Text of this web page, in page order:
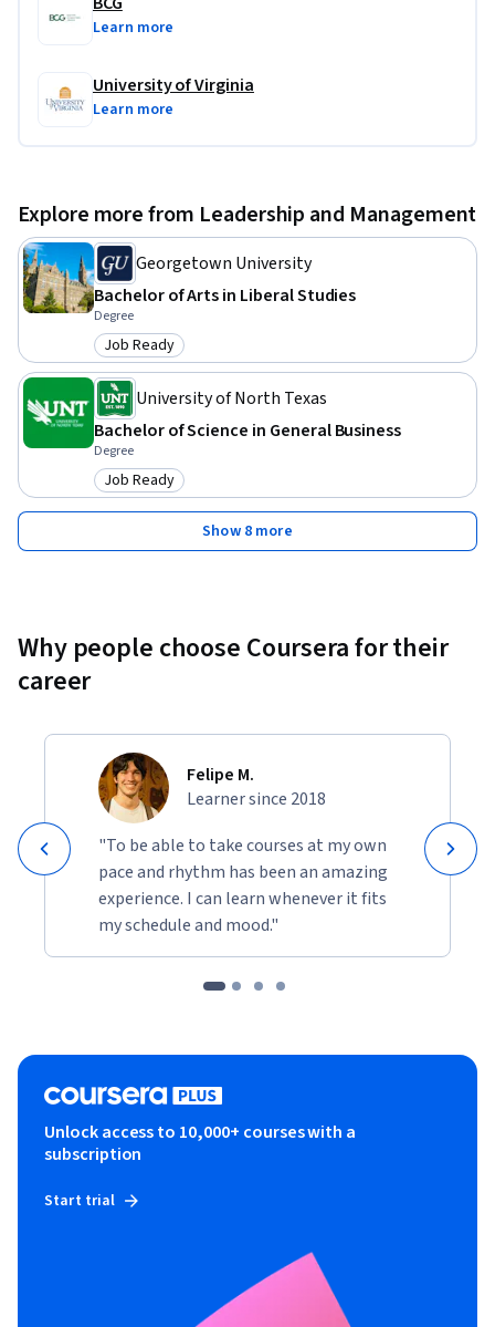
Learn more
University of Virginia
Learn more
Explore more from Leadership and Management
Georgetown University
Bachelor of Arts in Liberal Studies
Degree
Category: Job Ready
Job Ready
University of North Texas
Bachelor of Science in General Business
Degree
Category: Job Ready
Job Ready
Show 8 more
Why people choose Coursera for their
career
Felipe M.
Learner since 2018
"To be able to take courses at my own
pace and rhythm has been an amazing
experience. I can learn whenever it fits
my schedule and mood."
Unlock access to 10,000+ courses with a
subscription
Start trial